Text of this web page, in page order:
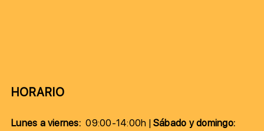
HORARIO
Lunes a viernes:09:00-14:00h |Sábado y domingo: